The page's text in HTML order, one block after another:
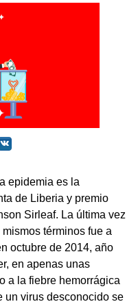
epidemia es la
de Liberia y premio
Sirleaf. La última vez
términos fue a
octubre de 2014, año
en apenas unas
a la fiebre hemorrágica
un virus desconocido se